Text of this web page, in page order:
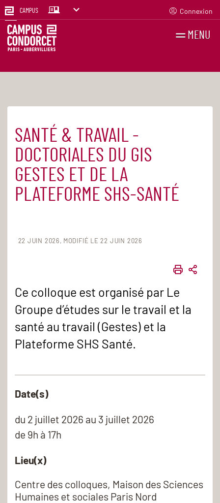
CAMPUS Connexion
MENU
Accueil Agenda
SANTÉ & TRAVAIL -
DOCTORIALES DU GIS
GESTES ET DE LA
PLATEFORME SHS-SANTÉ
22 JUIN 2026 MODIFIÉ LE 22 JUIN 2026
Ce colloque est organisé par Le
Groupe d’études sur le travail et la
santé au travail (Gestes) et la
Plateforme SHS Santé.
Date(s)
du 2 juillet 2026 au 3 juillet 2026
de 9h à 17h
Lieu(x)
Centre des colloques, Maison des Sciences
Humaines et sociales Paris Nord